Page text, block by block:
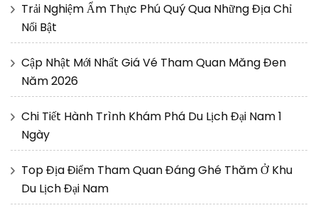
Trải Nghiệm Ẩm Thực Phú Quý Qua Những Địa Chỉ
Nổi Bật
Cập Nhật Mới Nhất Giá Vé Tham Quan Măng Đen
Năm 2026
Chi Tiết Hành Trình Khám Phá Du Lịch Đại Nam 1
Ngày
Top Địa Điểm Tham Quan Đáng Ghé Thăm Ở Khu
Du Lịch Đại Nam